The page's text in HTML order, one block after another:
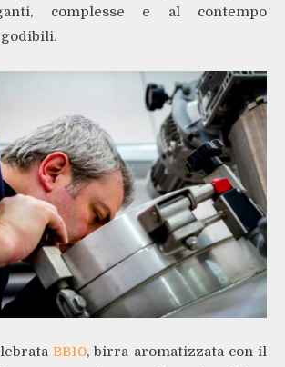
complesse e al contempo
BB10, birra aromatizzata con il